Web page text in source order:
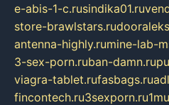
e-abis-1-c.rusindika01.ru
store-brawlstars.ru
antenna-highly.rumine-lab-
3-sex-porn.ruban-damn.ru
viagra-tablet.rufasbags.ru
fincontech.ru3sexporn.ru